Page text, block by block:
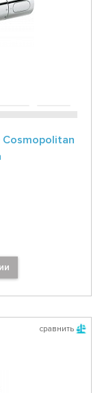
Cosmopolitan
сравнить